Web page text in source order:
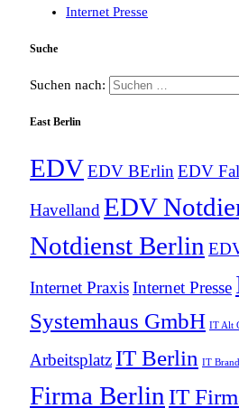
Internet Presse
Suche
Suchen nach:
East Berlin
EDVEDV BErlin EDV
Havelland EDV
Notdienst Berlin
Internet PraxisInternet Presse
Systemhaus GmbH IT Alt
Arbeitsplatz IT Berlin IT
Firma Berlin IT